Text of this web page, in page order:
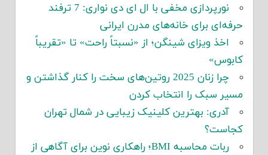
نورپردازی مخفی با ال ای دی نواری: 7 ترفند
حرفه‌ای برای خانه‌های مدرن ایرانی
اخذ ویزای شینگن؛ از «نسبتاً راحت» تا «تقریباً
کابوس»
چرا زنان 2025 روتین‌های سخت را کنار گذاشتن و
مسیر سبک را انتخاب کردن
آدری: بهترین کلینیک زیبایی در شمال تهران
کجاست؟
ربات محاسبه BMI؛ راهکاری نوین برای آگاهی از